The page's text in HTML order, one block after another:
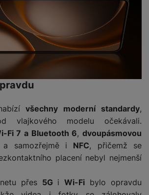
všechny moderní standardy,
vlajkového modelu očekávali.
Fi 7 a Bluetooth 6,dvoupásmovou
a samozřejmě i NFC, přičemž se
placení nebyl nejmenší
přes 5GiWi-Fi bylo opravdu